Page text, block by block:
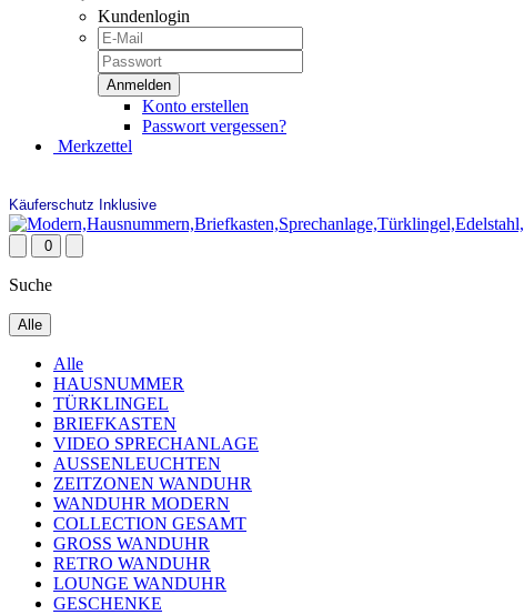
Kundenlogin
Konto erstellen
Passwort vergessen?
Merkzettel
Käuferschutz Inklusive
0
Suche
Alle
Alle
HAUSNUMMER
TÜRKLINGEL
BRIEFKASTEN
VIDEO SPRECHANLAGE
AUSSENLEUCHTEN
ZEITZONEN WANDUHR
WANDUHR MODERN
COLLECTION GESAMT
GROSS WANDUHR
RETRO WANDUHR
LOUNGE WANDUHR
GESCHENKE